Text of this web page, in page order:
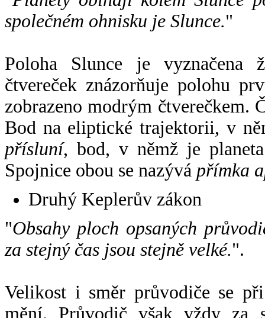
společném ohnisku je Slunce."
Poloha Slunce je vyznačena
čtvereček znázorňuje polohu
zobrazeno modrým čtverečkem.
Bod na eliptické trajektorii, v
přísluní, bod, v němž je
Spojnice obou se nazývá přímka
Druhý Keplerův zákon
"Obsahy ploch opsaných
za stejný čas jsou stejně velké.".
Velikost i směr průvodiče se
mění. Průvodič však vždy za